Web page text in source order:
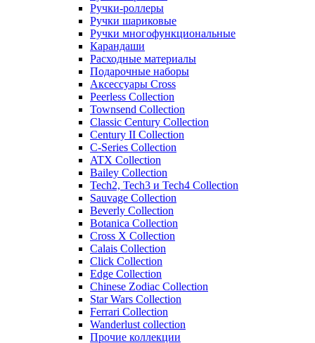
Ручки-роллеры
Ручки шариковые
Ручки многофункциональные
Карандаши
Расходные материалы
Подарочные наборы
Аксессуары Cross
Peerless Collection
Townsend Collection
Classic Century Collection
Century II Collection
C-Series Collection
ATX Collection
Bailey Collection
Tech2, Tech3 и Tech4 Collection
Sauvage Collection
Beverly Collection
Botanica Collection
Cross X Collection
Calais Collection
Click Collection
Edge Collection
Chinese Zodiac Collection
Star Wars Collection
Ferrari Collection
Wanderlust collection
Прочие коллекции